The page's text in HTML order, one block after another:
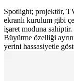
Spotlight; projektör,
ekranlı kurulum gibi
işaret moduna sahiptir.
Büyütme özelliği
yerini hassasiyetle